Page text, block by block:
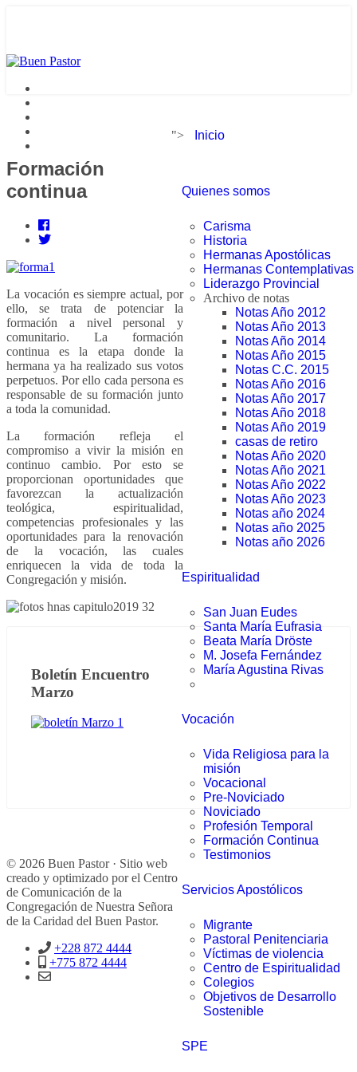
"> Inicio
Quienes somos
Carisma
Historia
Hermanas Apostólicas
Hermanas Contemplativas
Liderazgo Provincial
Archivo de notas
Notas Año 2012
Notas Año 2013
Notas Año 2014
Notas Año 2015
Notas C.C. 2015
Notas Año 2016
Notas Año 2017
Notas Año 2018
Notas Año 2019
casas de retiro
Notas Año 2020
Notas Año 2021
Notas Año 2022
Notas Año 2023
Notas año 2024
Notas año 2025
Notas año 2026
Espiritualidad
San Juan Eudes
Santa María Eufrasia
Beata María Dröste
M. Josefa Fernández
María Agustina Rivas
Vocación
Vida Religiosa para la
misión
Vocacional
Pre-Noviciado
Noviciado
Profesión Temporal
Formación Continua
Testimonios
Servicios Apostólicos
Migrante
Pastoral Penitenciaria
Víctimas de violencia
Centro de Espiritualidad
Colegios
Objetivos de Desarrollo
Sostenible
SPE
Formación
continua
La vocación es siempre actual, por
ello, se trata de potenciar la
formación a nivel personal y
comunitario. La formación
continua es la etapa donde la
hermana ya ha realizado sus votos
perpetuos. Por ello cada persona es
responsable de su formación junto
a toda la comunidad.
La formación refleja el
compromiso a vivir la misión en
continuo cambio. Por esto se
proporcionan oportunidades que
favorezcan la actualización
teológica, espiritualidad,
competencias profesionales y las
oportunidades para la renovación
de la vocación, las cuales
enriquecen la vida de toda la
Congregación y misión.
Boletín Encuentro
Marzo
© 2026 Buen Pastor · Sitio web
creado y optimizado por el Centro
de Comunicación de la
Congregación de Nuestra Señora
de la Caridad del Buen Pastor.
+228 872 4444
+775 872 4444